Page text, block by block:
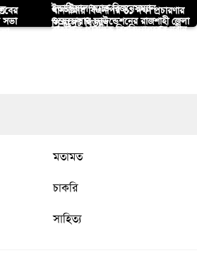
খানসামায় বিএনপির ৩১ দফা প্রচারণার
লিফলেট বিতরণ
সভা
ইন্ডাস্ট্রিয়াল অ্যান্ড বিজনেসম্যান
ওয়েফেয়ার ফাউন্ডেশনের রাজশাহী জেলা
পাঁচবিবিতে বিয়ের প্রলোভনে কুলির
বাকৃবিতে পাবলিক বিশ্ববিদ্যালয়ের নবীন
মতামত
চাকরি
সাহিত্য